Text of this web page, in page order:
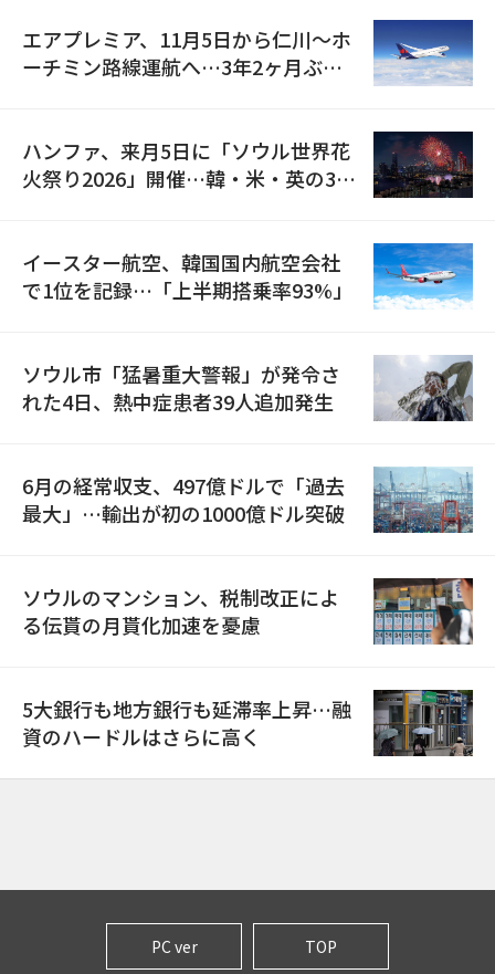
エアプレミア、11月5日から仁川〜ホ
ーチミン路線運航へ…3年2ヶ月ぶり
ハンファ、来月5日に「ソウル世界花
火祭り2026」開催…韓・米・英の3カ
イースター航空、韓国国内航空会社
で1位を記録…「上半期搭乗率93%」
ソウル市「猛暑重大警報」が発令さ
れた4日、熱中症患者39人追加発生
6月の経常収支、497億ドルで「過去
最大」…輸出が初の1000億ドル突破
ソウルのマンション、税制改正によ
る伝貰の月貰化加速を憂慮
5大銀行も地方銀行も延滞率上昇…融
資のハードルはさらに高く
PC ver TOP